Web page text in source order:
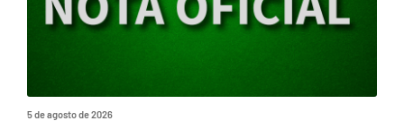
5 de agosto de 2026